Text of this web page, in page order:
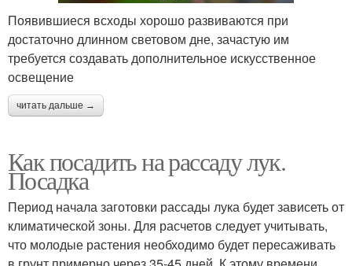
Появившиеся всходы хорошо развиваются при
достаточно длинном световом дне, зачастую им
требуется создавать дополнительное искусственное
освещение
читать дальше →
Как посадить на рассаду лук.
Посадка
Период начала заготовки рассады лука будет зависеть от
климатической зоны. Для расчетов следует учитывать,
что молодые растения необходимо будет пересаживать